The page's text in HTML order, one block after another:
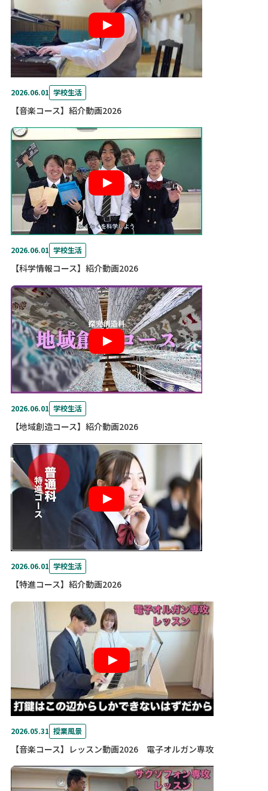
2026.06.01 学校生活
【音楽コース】紹介動画2026
2026.06.01 学校生活
【科学情報コース】紹介動画2026
2026.06.01 学校生活
【地域創造コース】紹介動画2026
2026.06.01 学校生活
【特進コース】紹介動画2026
2026.05.31 授業風景
【音楽コース】レッスン動画2026 電子オルガン専攻